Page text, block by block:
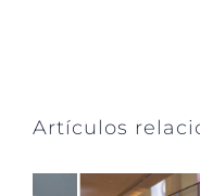
Artículos